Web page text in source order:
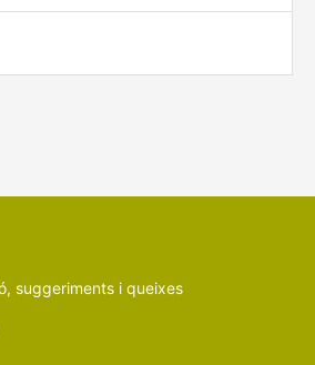
suggeriments i queixes